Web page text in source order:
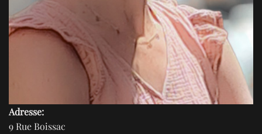
Adresse:
9 Rue Boissac